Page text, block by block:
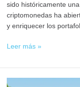
sido históricamente
criptomonedas ha
y enriquecer los
Leer más »
Guía